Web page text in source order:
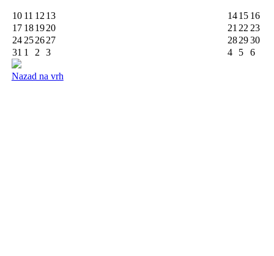
10 11 12 13 1415 16
17 181920 21 22 23
24 252627 282930
31 1 2 3 4 5 6
Nazad na vrh